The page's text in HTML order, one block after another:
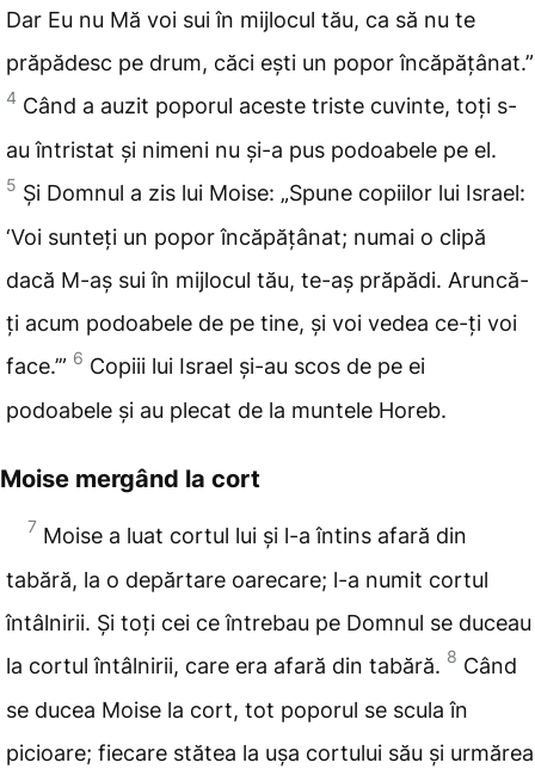
Dar Eu nu Mă voi sui în mijlocul tău, ca să nu te
prăpădesc pe drum, căci ești un poporîncăpățânat.”
4 Când a auzit poporul aceste triste cuvinte, toți s-
au întristat și nimeni nu și-a pus podoabele pe el.
5 Și Domnul a zis lui Moise: „Spune copiilor lui Israel:
‘Voi sunteți un popor încăpățânat; numai o clipă
dacă M-aș sui în mijlocul tău, te-aș prăpădi. Aruncă-
ți acum podoabele de pe tine, și voi vedea ce-ți voi
face.’” 6 Copiii lui Israel și-au scos de pe ei
podoabele și au plecat de la muntele Horeb.
Moise mergând la cort
7 Moise a luat cortul lui și l-a întins afară din
tabără, la o depărtare oarecare; l-a numit cortul
întâlnirii. Și toți cei ceîntrebau pe Domnul se duceau
la cortul întâlnirii, care era afară din tabără. 8 Când
se ducea Moise la cort, tot poporul se scula în
picioare; fiecare stătea la ușa cortului său și urmărea